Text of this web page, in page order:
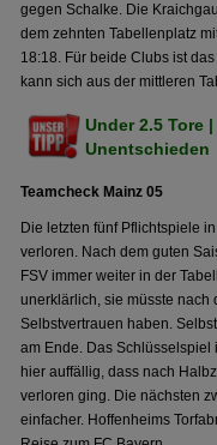
gegen Schalke. Die
dem zehnten Tabellenplatz
18:18. Für beide Clubs ist
kann sich aus der mittleren
Under 2.5 Tore |
Unentschieden
Teamcheck Mainz 05
Die letzten fünf Pflichtspiele
verloren. Nach dem guten
FSV immer weiter in der
unerklärlich, sie müsste
Selbstvertrauen haben.
am Ende. Das
hier auffällig, dass nach
verloren ging. Die nächsten
einfacher. Hoffenheims